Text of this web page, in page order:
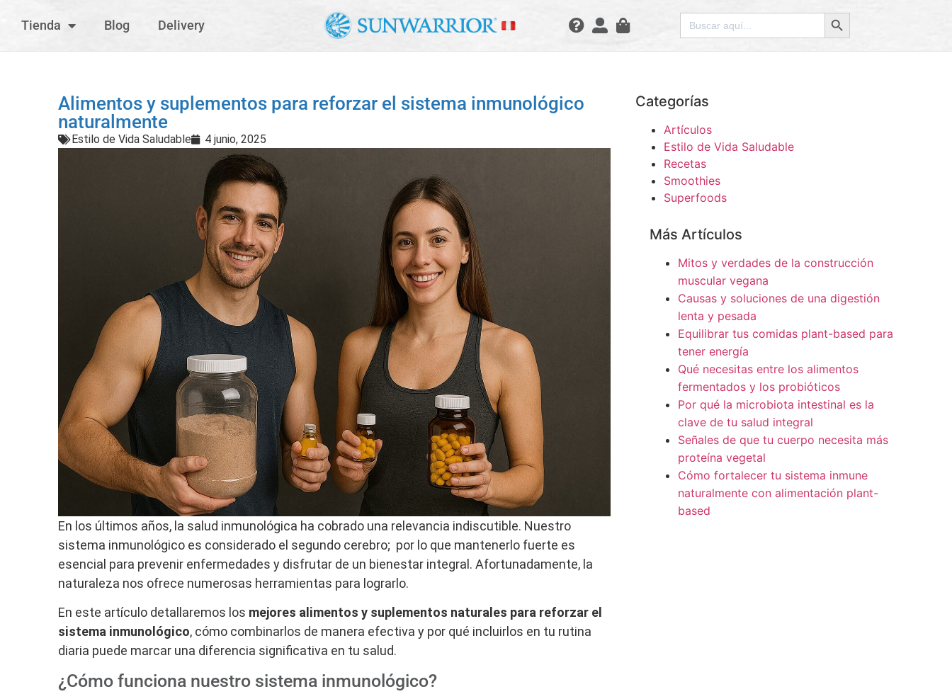
Tienda Blog Delivery Buscar: Botón de búsqueda
Alimentos y suplementos para reforzar el sistema inmunológico
naturalmente
Estilo de Vida Saludable 4 junio, 2025
En los últimos años, la salud inmunológica ha cobrado una relevancia indiscutible. Nuestro
sistema inmunológico es considerado el segundo cerebro; por lo que mantenerlo fuerte es
esencial para prevenir enfermedades y disfrutar de un bienestar integral. Afortunadamente, la
naturaleza nos ofrece numerosas herramientas para lograrlo.
En este artículo detallaremos los mejores alimentos y suplementos naturales para reforzar el
sistema inmunológico, cómo combinarlos de manera efectiva y por qué incluirlos en tu rutina
diaria puede marcar una diferencia significativa en tu salud.
¿Cómo funciona nuestro sistema inmunológico?
Categorías
Artículos
Estilo de Vida Saludable
Recetas
Smoothies
Superfoods
Más Artículos
Mitos y verdades de la construcción
muscular vegana
Causas y soluciones de una digestión
lenta y pesada
Equilibrar tus comidas plant-based para
tener energía
Qué necesitas entre los alimentos
fermentados y los probióticos
Por qué la microbiota intestinal es la
clave de tu salud integral
Señales de que tu cuerpo necesita más
proteína vegetal
Cómo fortalecer tu sistema inmune
naturalmente con alimentación plant-
based